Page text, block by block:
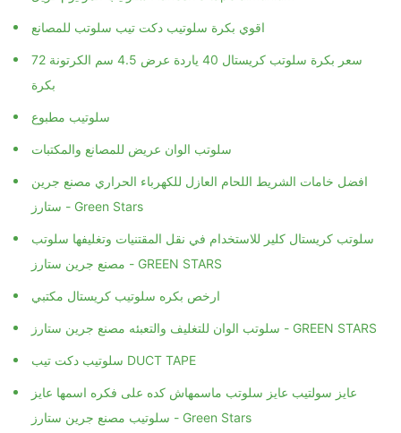
اقوي بكرة سلوتيب دكت تيب سلوتب للمصانع
سعر بكرة سلوتب كريستال 40 ياردة عرض 4.5 سم الكرتونة 72
بكرة
سلوتيب مطبوع
سلوتب الوان عريض للمصانع والمكتبات
افضل خامات الشريط اللحام العازل للكهرباء الحراري مصنع جرين
ستارز - Green Stars
سلوتب كريستال كلير للاستخدام في نقل المقتنيات وتغليفها سلوتب
مصنع جرين ستارز - GREEN STARS
ارخص بكره سلوتيب كريستال مكتبي
سلوتب الوان للتغليف والتعبئه مصنع جرين ستارز - GREEN STARS
سلوتيب دكت تيب DUCT TAPE
عايز سولتيب عايز سلوتب ماسمهاش كده على فكره اسمها عايز
سلوتيب مصنع جرين ستارز - Green Stars